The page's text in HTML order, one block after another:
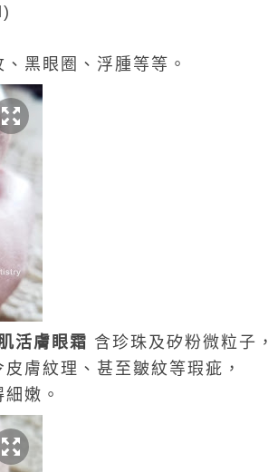
黑眼圈、浮腫等等。
活膚眼霜 含珍珠及矽粉微粒子，
膚紋理、甚至皺紋等瑕疵，
嫩。